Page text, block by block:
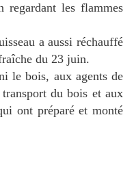
regardant les flammes
a aussi réchauffé
du 23 juin.
le bois, aux agents de
du bois et aux
ont préparé et monté